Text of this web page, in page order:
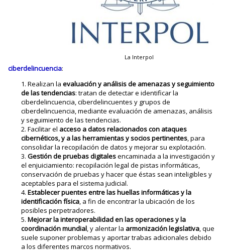
La Interpol
ciberdelincuencia:
Realizan laevaluación y análisis de amenazas y seguimiento
de las tendencias: tratan de detectar e identificar la
ciberdelincuencia, ciberdelincuentes y grupos de
ciberdelincuencia, mediante evaluación de amenazas, análisis
y seguimiento de las tendencias.
Facilitar el acceso a datos relacionados con ataques
cibernéticos, y a las herramientas y socios pertinentes, para
consolidar la recopilación de datos y mejorar su explotación.
Gestión de pruebas digitalesencaminada a la investigación y
el enjuiciamiento: recopilación legal de pistas informáticas,
conservación de pruebas y hacer que éstas sean inteligibles y
aceptables para el sistema judicial.
Establecer puentes entre las huellas informáticas y la
identificación física, a fin de encontrar la ubicación de los
posibles perpetradores.
Mejorar la interoperabilidad en las operaciones y la
coordinación mundial, y alentar la armonización legislativa, que
suele suponer problemas y aportar trabas adicionales debido
a los diferentes marcos normativos.